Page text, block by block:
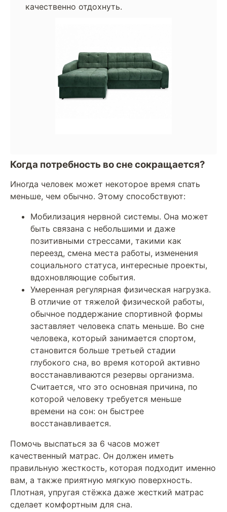
качественно отдохнуть.
Когда потребность во сне сокращается?
Иногда человек может некоторое время спать
меньше, чем обычно. Этому способствуют:
Мобилизация нервной системы. Она может
быть связана с небольшими и даже
позитивными стрессами, такими как
переезд, смена места работы, изменения
социального статуса, интересные проекты,
вдохновляющие события.
Умеренная регулярная физическая нагрузка.
В отличие от тяжелой физической работы,
обычное поддержание спортивной формы
заставляет человека спать меньше. Во сне
человека, который занимается спортом,
становится больше третьей стадии
глубокого сна, во время которой активно
восстанавливаются резервы организма.
Считается, что это основная причина, по
которой человеку требуется меньше
времени на сон: он быстрее
восстанавливается.
Помочь выспаться за 6 часов может
качественный матрас. Он должен иметь
правильную жесткость, которая подходит именно
вам, а также приятную мягкую поверхность.
Плотная, упругая стёжка даже жесткий матрас
сделает комфортным для сна.